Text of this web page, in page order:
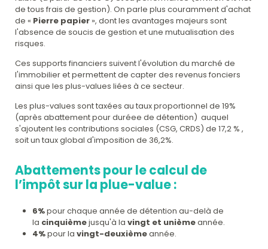
de tous frais de gestion). On parle plus couramment d'achat
de « Pierre papier », dont les avantages majeurs sont
l'absence de soucis de gestion et une mutualisation des
risques.
Ces supports financiers suivent l'évolution du marché de
l'immobilier et permettent de capter des revenus fonciers
ainsi que les plus-values liées à ce secteur.
Les plus-values sont taxées au taux proportionnel de 19%
(après abattement pour duréee de détention) auquel
s'ajoutent les contributions sociales (CSG, CRDS) de 17,2 % ,
soit un taux global d'imposition de 36,2%.
Abattements pour le calcul de
l’impôt sur la plue-value :
6%pour chaque année de détention au-delà de
la cinquièmejusqu'à la vingt et unièmeannée.
4%pour la vingt-deuxièmeannée.